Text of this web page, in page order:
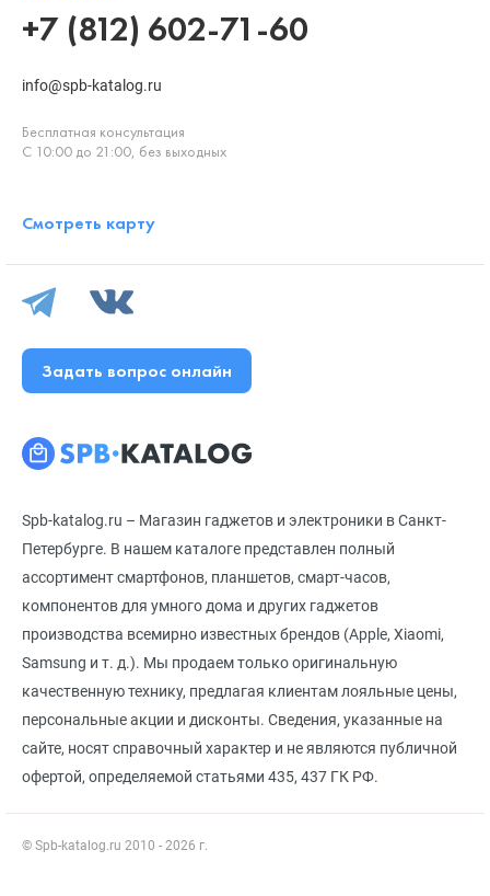
Spb-katalog.ru – Магазин гаджетов и электроники в Санкт-
Петербурге. В нашем каталоге представлен полный
ассортимент смартфонов, планшетов, смарт-часов,
компонентов для умного дома и других гаджетов
производства всемирно известных брендов (Apple, Xiaomi,
Samsung и т. д.). Мы продаем только оригинальную
качественную технику, предлагая клиентам лояльные цены,
персональные акции и дисконты. Сведения, указанные на
сайте, носят справочный характер и не являются публичной
офертой, определяемой статьями 435, 437 ГК РФ.
© Spb-katalog.ru 2010 - 2026 г.
+7 (812) 602-71-60
info@spb-katalog.ru
Бесплатная консультация
С 10:00 до 21:00, без выходных
Смотреть карту
Задать вопрос онлайн